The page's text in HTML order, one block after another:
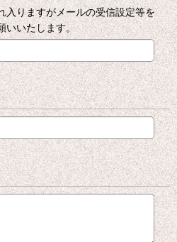
入りますがメールの受信設定等を
いいたします。